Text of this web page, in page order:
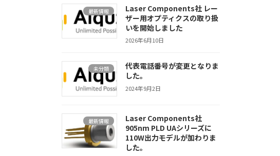
最新情報
Laser Components社 レー
ザー用オプティクスの取り扱
いを開始しました
2026年6月10日
未分類
代表電話番号が変更となりま
した。
2024年9月2日
最新情報
Laser Components社
905nm PLD UAシリーズに
110W出力モデルが加わりま
した。